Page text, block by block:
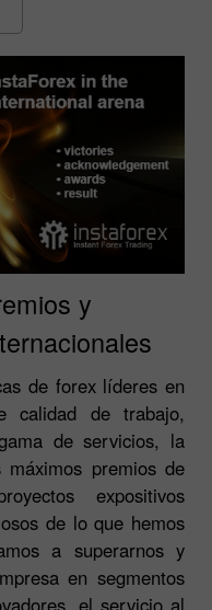
y
de forex líderes en
calidad de trabajo,
de servicios, la
máximos premios de
expositivos
de lo que hemos
a superarnos y
en segmentos
el servicio al